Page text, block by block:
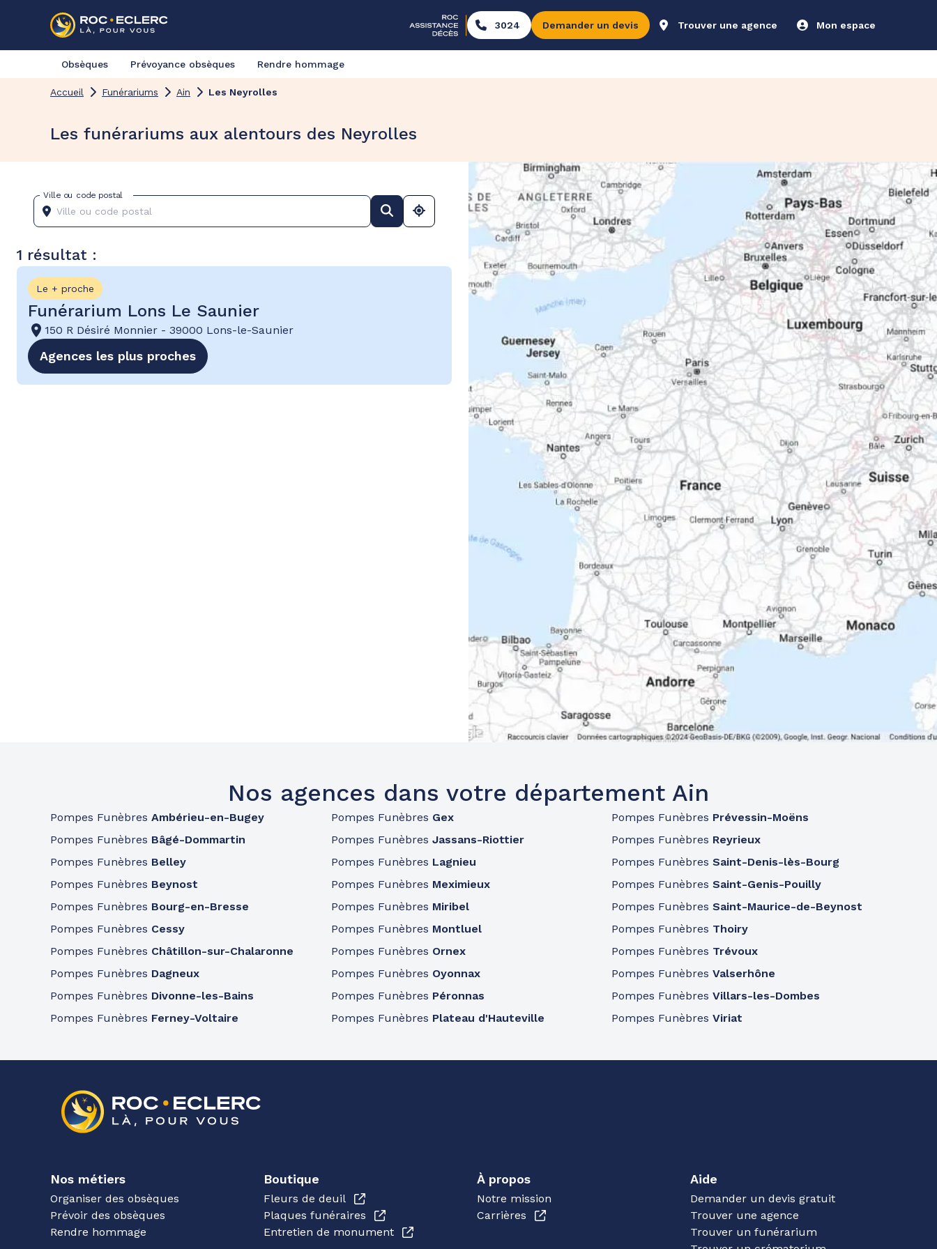
3024 Demander un devis Trouver une agence Mon espace
Obsèques Prévoyance obsèques Rendre hommage
Accueil Funérariums Ain Les Neyrolles
Les funérariums aux alentours des Neyrolles
Ville ou code postal
1 résultat :
Le + proche
Funérarium Lons Le Saunier
150 R Désiré Monnier - 39000 Lons-le-Saunier
Agences les plus proches
Nos agences dans votre département Ain
Pompes Funèbres Ambérieu-en-Bugey
Pompes Funèbres Bâgé-Dommartin
Pompes Funèbres Belley
Pompes Funèbres Beynost
Pompes Funèbres Bourg-en-Bresse
Pompes Funèbres Cessy
Pompes Funèbres Châtillon-sur-Chalaronne
Pompes Funèbres Dagneux
Pompes Funèbres Divonne-les-Bains
Pompes Funèbres Ferney-Voltaire
Pompes Funèbres Gex
Pompes Funèbres Jassans-Riottier
Pompes Funèbres Lagnieu
Pompes Funèbres Meximieux
Pompes Funèbres Miribel
Pompes Funèbres Montluel
Pompes Funèbres Ornex
Pompes Funèbres Oyonnax
Pompes Funèbres Péronnas
Pompes Funèbres Plateau d'Hauteville
Pompes Funèbres Prévessin-Moëns
Pompes Funèbres Reyrieux
Pompes FunèbresSaint-Denis-lès-Bourg
Pompes FunèbresSaint-Genis-Pouilly
Pompes FunèbresSaint-Maurice-de-Beynost
Pompes Funèbres Thoiry
Pompes Funèbres Trévoux
Pompes FunèbresValserhône
Pompes FunèbresVillars-les-Dombes
Pompes FunèbresViriat
Nos métiers
Organiser des obsèques
Prévoir des obsèques
Rendre hommage
Boutique
Fleurs de deuil
Plaques funéraires
Entretien de monument
À propos
Notre mission
Carrières
Aide
Demander un devis gratuit
Trouver une agence
Trouver un funérarium